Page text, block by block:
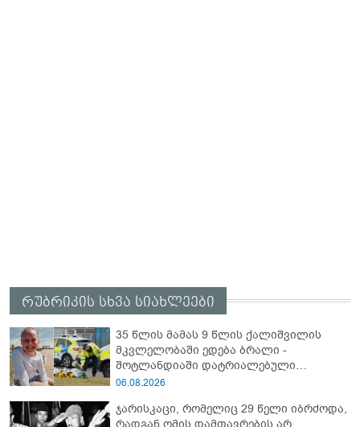
რუბრიკის სხვა სიახლეები
35 წლის მამას 9 წლის ქალიშვილის
მკვლელობაში ედება ბრალი -
შოტლანდიაში დატრიალებული
ტრაგედიის დეტალები
06.08.2026
ჯარისკაცი, რომელიც 29 წელი იბრძოდა,